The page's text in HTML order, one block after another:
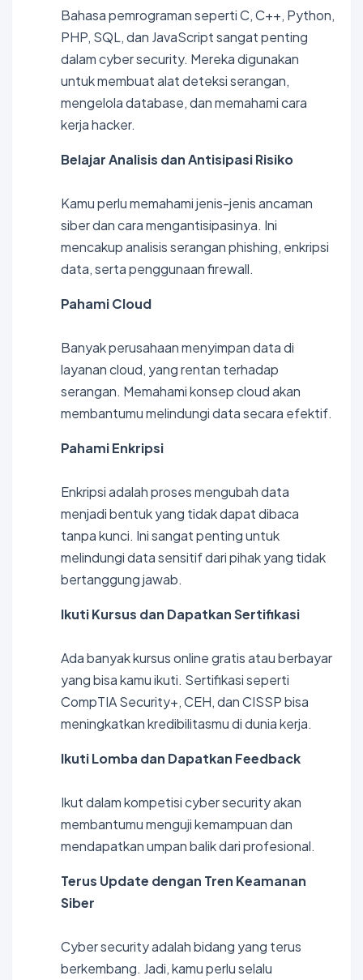
Bahasa pemrograman seperti C, C++, Python,
PHP, SQL, dan JavaScript sangat penting
dalam cyber security. Mereka digunakan
untuk membuat alat deteksi serangan,
mengelola database, dan memahami cara
kerja hacker.
Belajar Analisis dan Antisipasi Risiko
Kamu perlu memahami jenis-jenis ancaman
siber dan cara mengantisipasinya. Ini
mencakup analisis serangan phishing, enkripsi
data, serta penggunaan firewall.
Pahami Cloud
Banyak perusahaan menyimpan data di
layanan cloud, yang rentan terhadap
serangan. Memahami konsep cloud akan
membantumu melindungi data secara efektif.
Pahami Enkripsi
Enkripsi adalah proses mengubah data
menjadi bentuk yang tidak dapat dibaca
tanpa kunci. Ini sangat penting untuk
melindungi data sensitif dari pihak yang tidak
bertanggung jawab.
Ikuti Kursus dan Dapatkan Sertifikasi
Ada banyak kursus online gratis atau berbayar
yang bisa kamu ikuti. Sertifikasi seperti
CompTIA Security+, CEH, dan CISSP bisa
meningkatkan kredibilitasmu di dunia kerja.
Ikuti Lomba dan Dapatkan Feedback
Ikut dalam kompetisi cyber security akan
membantumu menguji kemampuan dan
mendapatkan umpan balik dari profesional.
Terus Update dengan Tren Keamanan
Siber
Cyber security adalah bidang yang terus
berkembang. Jadi, kamu perlu selalu